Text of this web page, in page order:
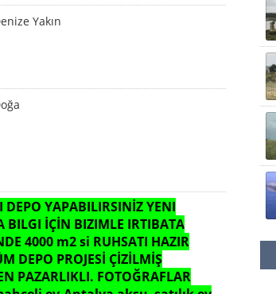
Yakın
DEPO YAPABILIRSINİZ YENI
BILGI İÇİN BIZIMLE IRTIBATA
4000 m2 si RUHSATI HAZIR
DEPO PROJESİ ÇİZİLMİŞ
PAZARLIKLI. FOTOĞRAFLAR